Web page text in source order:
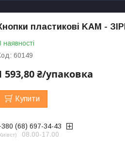
пластикові KAM -
наявності
60149
593,80 ₴/упаковка
Купити
(68) 697-34-43
Київст 08.00-17.00